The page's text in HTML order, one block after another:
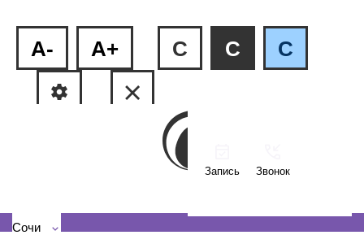
A- A+ C C C
Запись Звонок
Сочи